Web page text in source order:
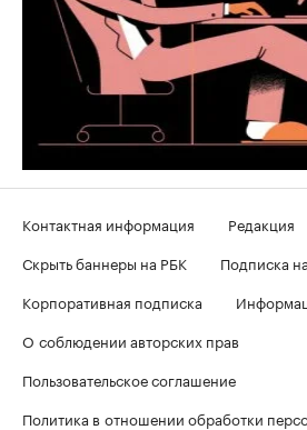
Контактная информация
Редакция
Скрыть баннеры на РБК
Подписка
Корпоративная подписка
О соблюдении авторских прав
Пользовательское соглашение
Политика в отношении обработки